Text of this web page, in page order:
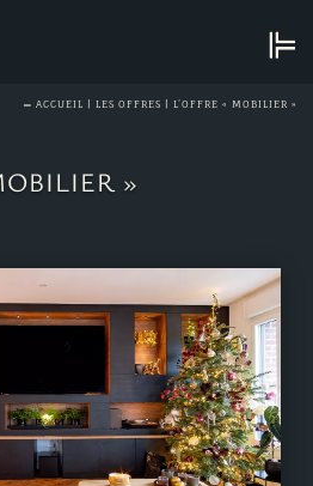
═ ACCUEIL LES OFFRES L’OFFRE « MOBILIER »
»